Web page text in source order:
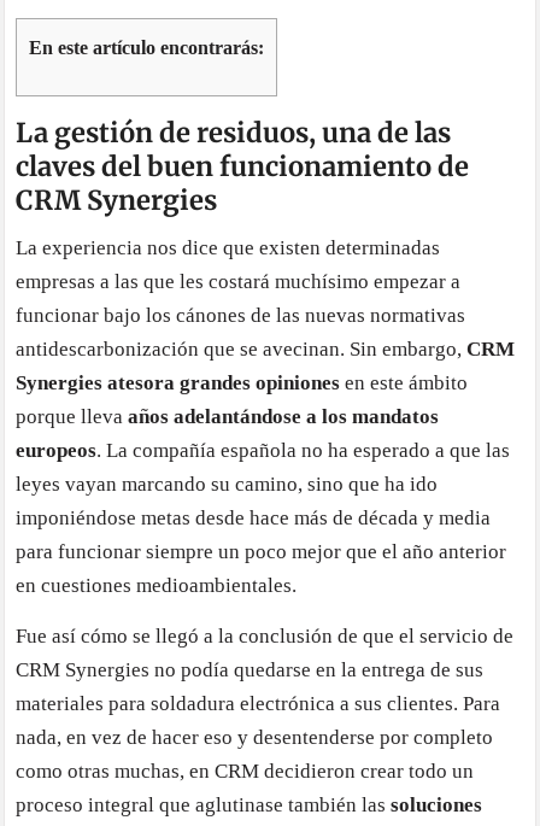
En este artículo encontrarás:
La gestión de residuos, una de las
claves del buen funcionamiento de
CRM Synergies
La experiencia nos dice que existen determinadas
empresas a las que les costará muchísimo empezar a
funcionar bajo los cánones de las nuevas normativas
antidescarbonización que se avecinan. Sin embargo,CRM
Synergies atesora grandes opiniones en este ámbito
porque lleva años adelantándose a los mandatos
europeos. La compañía española no ha esperado a que las
leyes vayan marcando su camino, sino que ha ido
imponiéndose metas desde hace más de década y media
para funcionar siempre un poco mejor que el año anterior
en cuestiones medioambientales.
Fue así cómo se llegó a la conclusión de que el servicio de
CRM Synergies no podía quedarse en la entrega de sus
materiales para soldadura electrónica a sus clientes. Para
nada, en vez de hacer eso y desentenderse por completo
como otras muchas, en CRM decidieron crear todo un
proceso integral que aglutinase también las soluciones